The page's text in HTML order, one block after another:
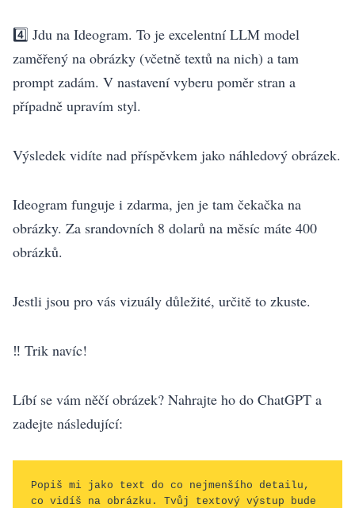
4️⃣ Jdu na Ideogram. To je excelentní LLM model
zaměřený na obrázky (včetně textů na nich) a tam
prompt zadám. V nastavení vyberu poměr stran a
případně upravím styl.
Výsledek vidíte nad příspěvkem jako náhledový obrázek.
Ideogram funguje i zdarma, jen je tam čekačka na
obrázky. Za srandovních 8 dolarů na měsíc máte 400
obrázků.
Jestli jsou pro vás vizuály důležité, určitě to zkuste.
‼️ Trik navíc!
Líbí se vám něčí obrázek? Nahrajte ho do ChatGPT a
zadejte následující:
Popiš mi jako text do co nejmenšího detailu,
co vidíš na obrázku. Tvůj textový výstup bude